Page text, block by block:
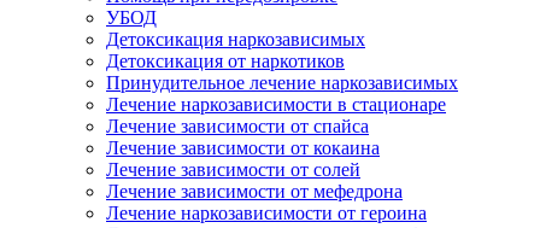
УБОД
Детоксикация наркозависимых
Детоксикация от наркотиков
Принудительное лечение наркозависимых
Лечение наркозависимости в стационаре
Лечение зависимости от спайса
Лечение зависимости от кокаина
Лечение зависимости от солей
Лечение зависимости от мефедрона
Лечение наркозависимости от героина